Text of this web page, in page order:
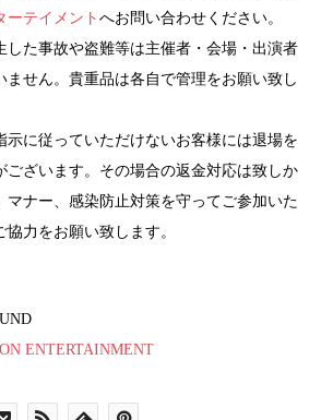
ーテイメントへお問い合わせください。
した事故や盗難等は主催者・会場・出演者
ません。貴重品は各自で管理をお願い致し
示に従っていただけないお客様には退場を
ございます。その場合の返金対応は致しか
マナー、感染防止対策を守ってご参加いた
力をお願い致します。
ENTERTAINMENT